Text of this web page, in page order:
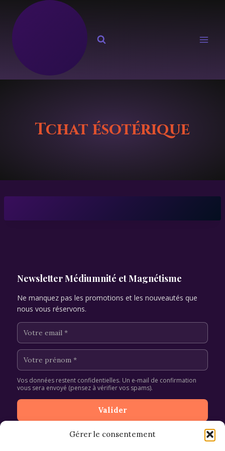
Gérer le consentement
contenu
Tchat ésotérique
Newsletter Médiumnité et Magnétisme
Ne manquez pas les promotions et les nouveautés que
nous vous réservons.
Vos données restent confidentielles. Un e-mail de confirmation
vous sera envoyé (pensez à vérifier vos spams).